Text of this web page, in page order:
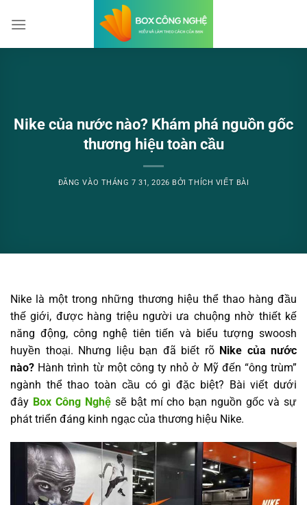
qua
Nike của nước nào? Khám phá nguồn gốc
thương hiệu toàn cầu
ĐĂNG VÀO THÁNG 7 31, 2026 BỞITHÍCH VIẾT BÀI
Nike là một trong những thương hiệu thể thao hàng đầu
thế giới, được hàng triệu người ưa chuộng nhờ thiết kế
năng động, công nghệ tiên tiến và biểu tượng swoosh
huyền thoại. Nhưng liệu bạn đã biết rõ Nike của nước
nào? Hành trình từ một công ty nhỏ ở Mỹ đến “ông trùm”
ngành thể thao toàn cầu có gì đặc biệt? Bài viết dưới
đây Box Công Nghệsẽ bật mí cho bạn nguồn gốc và sự
phát triển đáng kinh ngạc của thương hiệu Nike.